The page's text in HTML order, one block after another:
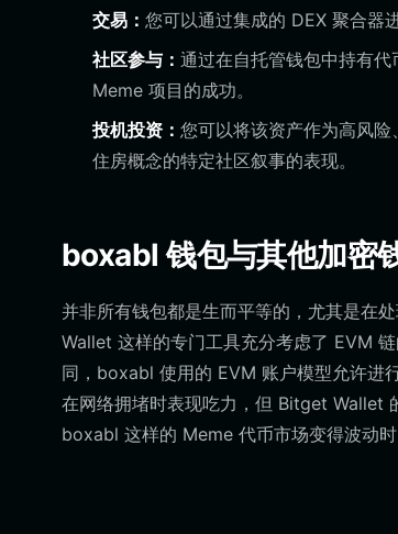
交易： 您可以通过集成的 DEX 聚合器
社区参与： 通过在自托管钱包中持有
Meme 项目的成功。
投机投资： 您可以将该资产作为高风
住房概念的特定社区叙事的表现。
boxabl 钱包与其他加密
并非所有钱包都是生而平等的，尤其是在
Wallet 这样的专门工具充分考虑了 EVM
同，boxabl 使用的 EVM 账户模型允许进
在网络拥堵时表现吃力，但 Bitget Wallet
boxabl 这样的 Meme 代币市场变得波动